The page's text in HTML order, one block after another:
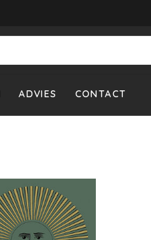
ADVIES CONTACT